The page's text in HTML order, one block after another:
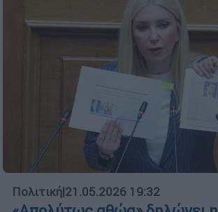
Πολιτική|21.05.2026 19:32